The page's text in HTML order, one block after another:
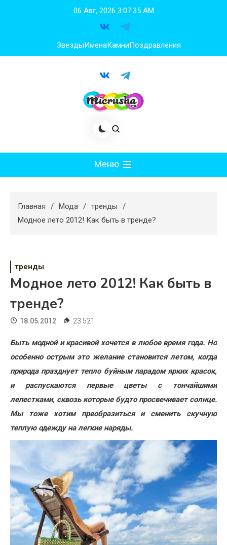
06 Авг, 2026 3:07:36 AM
ЗвездыИменаКамниПоздравления
Меню
Худеем
Свадьба
Жизнь
Хобби
Красота
Недвижимость
Главная Мода
тренды
Модное лето 2012! Как быть в тренде?
тренды
Модное лето 2012! Как быть в
тренде?
18.05.2012 23 521
Быть модной и красивой хочется в любое время года. Но
особенно острым это желание становится летом, когда
природа празднует тепло буйным парадом ярких красок,
и распускаются первые цветы с тончайшими
лепестками, сквозь которые будто просвечивает солнце.
Мы тоже хотим преобразиться и сменить скучную
теплую одежду на легкие наряды.